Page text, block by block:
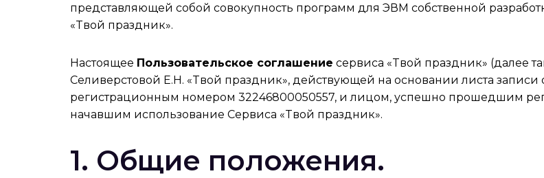
представляющей собой совокупность программ для ЭВМ собственной
«Tвой праздник».
Настоящее Пользовательское соглашение сервиса «Tвой праздник» (далее
Селиверстовой Е.Н. «Tвой праздник», действующей на основании листа записи
регистрационным номером 32246800050557, и лицом, успешно прошедшим
начавшим использование Сервиса «Tвой праздник».
1. Общие положения.